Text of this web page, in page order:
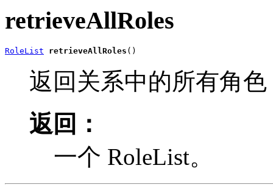
retrieveAllRoles
RoleList retrieveAllRoles ()
返回关系中的所有角
返回：
一个 RoleList。